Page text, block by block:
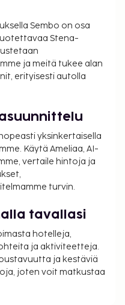
Sembo on osa
Stena-
ja meitä tukee alan
erityisesti autolla
yksinkertaisella
Käytä Ameliaa, AI-
vertaile hintoja ja
turvin.
tavallasi
hotelleja,
ja aktiviteetteja.
ja kestäviä
joten voit matkustaa